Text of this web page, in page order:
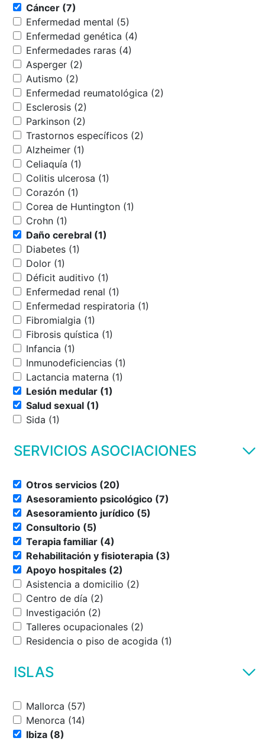
Cáncer (7)
Enfermedad mental (5)
Enfermedad genética (4)
Enfermedades raras (4)
Asperger (2)
Autismo (2)
Enfermedad reumatológica (2)
Esclerosis (2)
Parkinson (2)
Trastornos específicos (2)
Alzheimer (1)
Celiaquía (1)
Colitis ulcerosa (1)
Corazón (1)
Corea de Huntington (1)
Crohn (1)
Daño cerebral (1)
Diabetes (1)
Dolor (1)
Déficit auditivo (1)
Enfermedad renal (1)
Enfermedad respiratoria (1)
Fibromialgia (1)
Fibrosis quística (1)
Infancia (1)
Inmunodeficiencias (1)
Lactancia materna (1)
Lesión medular (1)
Salud sexual (1)
Sida (1)
SERVICIOS ASOCIACIONES
Otros servicios (20)
Asesoramiento psicológico (7)
Asesoramiento jurídico (5)
Consultorio (5)
Terapia familiar (4)
Rehabilitación y fisioterapia (3)
Apoyo hospitales (2)
Asistencia a domicilio (2)
Centro de día (2)
Investigación (2)
Talleres ocupacionales (2)
Residencia o piso de acogida (1)
ISLAS
Mallorca (57)
Menorca (14)
Ibiza (8)